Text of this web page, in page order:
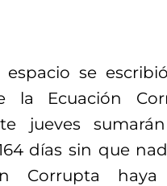
se
la Ecuación
jueves
días sin que
Corrupta haya